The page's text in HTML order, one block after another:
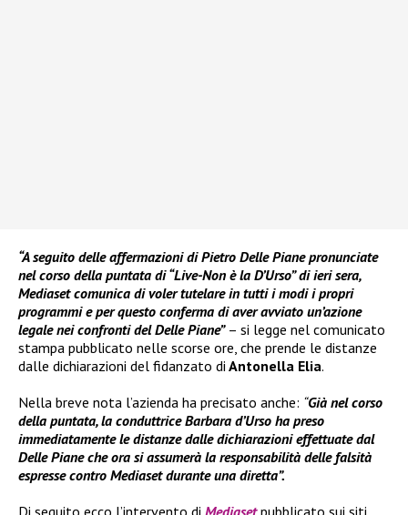
“A seguito delle affermazioni di Pietro Delle Piane pronunciate
nel corso della puntata di “Live-Non è la D’Urso” di ieri sera,
Mediaset comunica di voler tutelare in tutti i modi i propri
programmi e per questo conferma di aver avviato un’azione
legale nei confronti del Delle Piane”– si legge nel comunicato
stampa pubblicato nelle scorse ore, che prende le distanze
dalle dichiarazioni del fidanzato di Antonella Elia.
Nella breve nota l’azienda ha precisato anche: “Già nel corso
della puntata, la conduttrice Barbara d’Urso ha preso
immediatamente le distanze dalle dichiarazioni effettuate dal
Delle Piane che ora si assumerà la responsabilità delle falsità
espresse contro Mediaset durante una diretta”.
Di seguito ecco l’intervento di Mediasetpubblicato sui siti